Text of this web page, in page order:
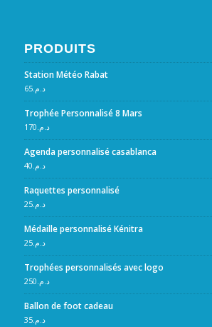
PRODUITS
Station Météo Rabat
د.م.65
Trophée Personnalisé 8 Mars
د.م.170
Agenda personnalisé casablanca
د.م.40
Raquettes personnalisé
د.م.25
Médaille personnalisé Kénitra
د.م.25
Trophées personnalisés avec logo
د.م.250
Ballon de foot cadeau
د.م.35